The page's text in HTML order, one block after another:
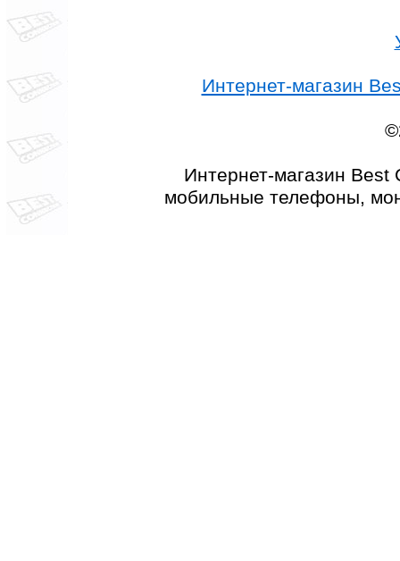
Интернет-магазин
Интернет-магазин Best
мобильные телефоны,